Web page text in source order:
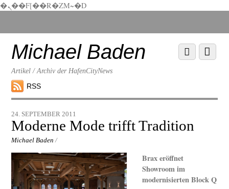
�ܢ��F[��R�ZM~�D
down
contentMichael Baden
Artikel / Archiv der HafenCityNews
RSS
Menu
Scroll
down
24. SEPTEMBER 2011
Moderne Mode trifft Tradition
Michael Baden /
Brax eröffnet
Showroom im
modernisierten Block Q